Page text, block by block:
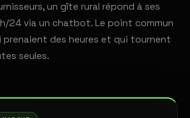
un gîte rural répond à ses
24 via un chatbot. Le point commun
prenaient des heures et qui tournent
seules.